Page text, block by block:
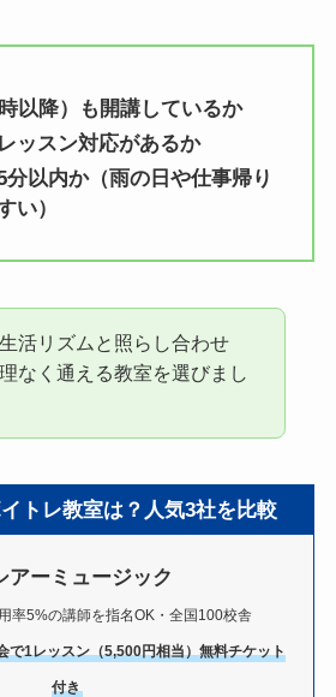
以降）も開講しているか
ッスン対応があるか
分以内か（雨の日や仕事帰り
い）
活リズムと照らし合わせ
なく通える教室を選びまし
トレ教室は？人気3社を比較
アーミュージック
率5%の講師を指名OK・全国100校舎
1レッスン（5,500円相当）無料チケット
付き